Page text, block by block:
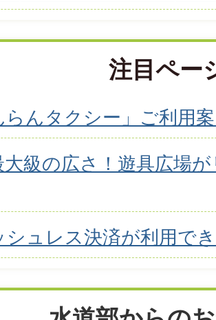
注目ペー
らんタクシー」ご利用
大級の広さ！遊具広場
シュレス決済が利用で